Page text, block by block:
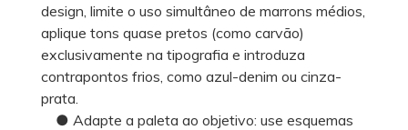
design, limite o uso simultâneo de marrons médios,
aplique tons quase pretos (como carvão)
exclusivamente na tipografia e introduza
contrapontos frios, como azul-denim ou cinza-
prata.
● Adapte a paleta ao objetivo: use esquemas